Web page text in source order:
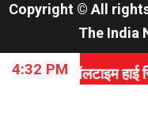
Copyright © All
The India
4:32 PM
हाई रिकॉर्ड, भर गया